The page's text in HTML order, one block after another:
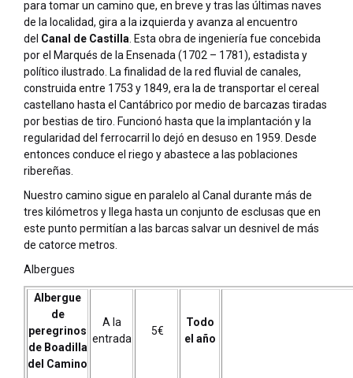
para tomar un camino que, en breve y tras las últimas naves
de la localidad, gira a la izquierda y avanza al encuentro
del Canal de Castilla. Esta obra de ingeniería fue concebida
por el Marqués de la Ensenada (1702 – 1781), estadista y
político ilustrado. La finalidad de la red fluvial de canales,
construida entre 1753 y 1849, era la de transportar el cereal
castellano hasta el Cantábrico por medio de barcazas tiradas
por bestias de tiro. Funcionó hasta que la implantación y la
regularidad del ferrocarril lo dejó en desuso en 1959. Desde
entonces conduce el riego y abastece a las poblaciones
ribereñas.
Nuestro camino sigue en paralelo al Canal durante más de
tres kilómetros y llega hasta un conjunto de esclusas que en
este punto permitían a las barcas salvar un desnivel de más
de catorce metros.
Albergues
Albergue
de
peregrinos
de Boadilla
del Camino
A la
entrada
5€
Todo
el año